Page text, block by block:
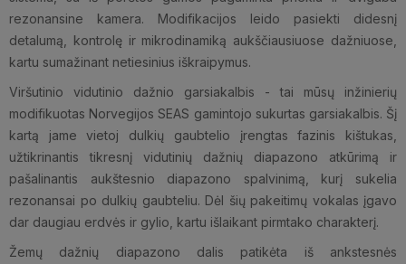
rezonansine kamera. Modifikacijos leido pasiekti didesnį
detalumą, kontrolę ir mikrodinamiką aukščiausiuose dažniuose,
kartu sumažinant netiesinius iškraipymus.
Viršutinio vidutinio dažnio garsiakalbis - tai mūsų inžinierių
modifikuotas Norvegijos SEAS gamintojo sukurtas garsiakalbis. Šį
kartą jame vietoj dulkių gaubtelio įrengtas fazinis kištukas,
užtikrinantis tikresnį vidutinių dažnių diapazono atkūrimą ir
pašalinantis aukštesnio diapazono spalvinimą, kurį sukelia
rezonansai po dulkių gaubteliu. Dėl šių pakeitimų vokalas įgavo
dar daugiau erdvės ir gylio, kartu išlaikant pirmtako charakterį.
Žemų dažnių diapazono dalis patikėta iš ankstesnės